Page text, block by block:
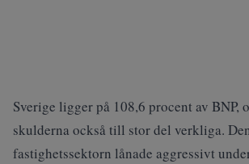
Sverige ligger på 108,6 procent av BNP,
skulderna också till stor del verkliga.
fastighetssektorn lånade aggressivt